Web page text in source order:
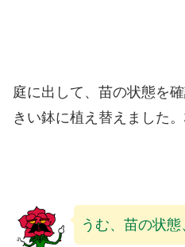
庭に出して、苗の状態を
きい鉢に植え替えました
うむ、苗の状態